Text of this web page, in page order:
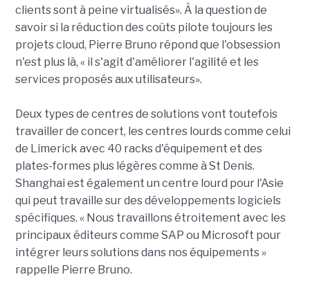
clients sont à peine virtualisés». À la question de
savoir si la réduction des coûts pilote toujours les
projets cloud, Pierre Bruno répond que l'obsession
n'est plus là, « il s'agit d'améliorer l'agilité et les
services proposés aux utilisateurs».
Deux types de centres de solutions vont toutefois
travailler de concert, les centres lourds comme celui
de Limerick avec 40 racks d'équipement et des
plates-formes plus légères comme à St Denis.
Shanghai est également un centre lourd pour l'Asie
qui peut travaille sur des développements logiciels
spécifiques. « Nous travaillons étroitement avec les
principaux éditeurs comme SAP ou Microsoft pour
intégrer leurs solutions dans nos équipements »
rappelle Pierre Bruno.